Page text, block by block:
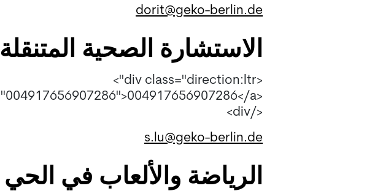
dorit@geko-berlin.de
الاستشارة الصحية المتنقلة
<div class="direction:ltr">
<a href="004917656907286">004917656907286</a>
</div>
s.lu@geko-berlin.de
الرياضة واﻷلعاب في الحي